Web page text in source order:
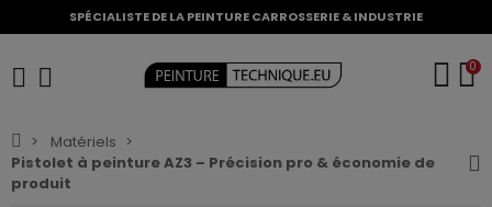
SPÉCIALISTE DE LA PEINTURE CARROSSERIE & INDUSTRIE
0
Matériels
Pistolet à peinture AZ3 – Précision pro & économie de
produit